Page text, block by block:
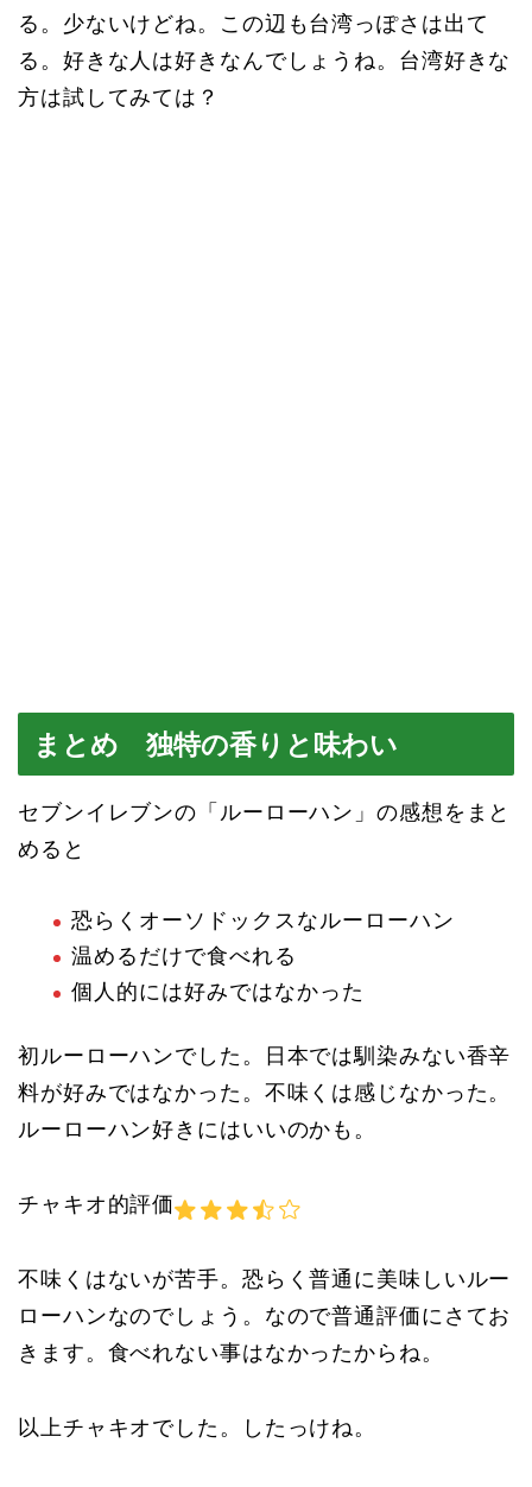
る。少ないけどね。この辺も台湾っぽさは出て
る。好きな人は好きなんでしょうね。台湾好きな
方は試してみては？
まとめ 独特の香りと味わい
セブンイレブンの「ルーローハン」の感想をまと
めると
恐らくオーソドックスなルーローハン
温めるだけで食べれる
個人的には好みではなかった
初ルーローハンでした。日本では馴染みない香辛
料が好みではなかった。不味くは感じなかった。
ルーローハン好きにはいいのかも。
チャキオ的評価
不味くはないが苦手。恐らく普通に美味しいルー
ローハンなのでしょう。なので普通評価にさてお
きます。食べれない事はなかったからね。
以上チャキオでした。したっけね。